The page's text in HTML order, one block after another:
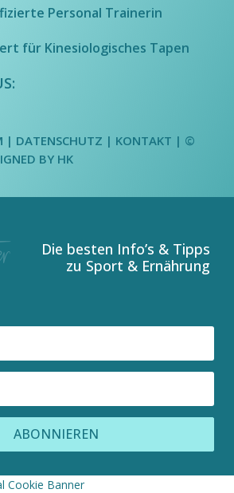
Personal Trainerin
für Kinesiologisches Tapen
| DATENSCHUTZ | KONTAKT | ©
BY HK
Die besten Info’s & Tipps
zu Sport & Ernährung
ABONNIEREN
Cookie Banner